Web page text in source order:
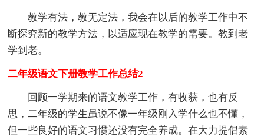
教学有法，教无定法，我会在以后的教学工作中不
断探究新的教学方法，以适应现在教学的需要。教到老
学到老。
二年级语文下册教学工作总结2
回顾一学期来的语文教学工作，有收获，也有反
思，二年级的学生虽说不像一年级刚入学什么也不懂，
但一些良好的语文习惯还没有完全养成。在大力提倡素